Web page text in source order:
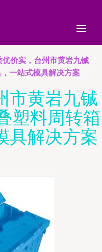
优价实，台州市黄岩九铖
一站式模具解决方案
市黄岩九铖
塑料周转箱
具解决方案